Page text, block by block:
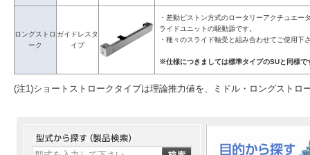
ロングストロ
ーク
ガイドレスタ
イプ
・差動ピストン方式のロータリーアクチュエー
ライドユニットの駆動源です。
・種々のスライド軸受と組み合わせてご使用下
※仕様につきましては標準タイプのSUと同様で
(注1)ショートストロークタイプは理論推力値を、ミドル・ロングストロ